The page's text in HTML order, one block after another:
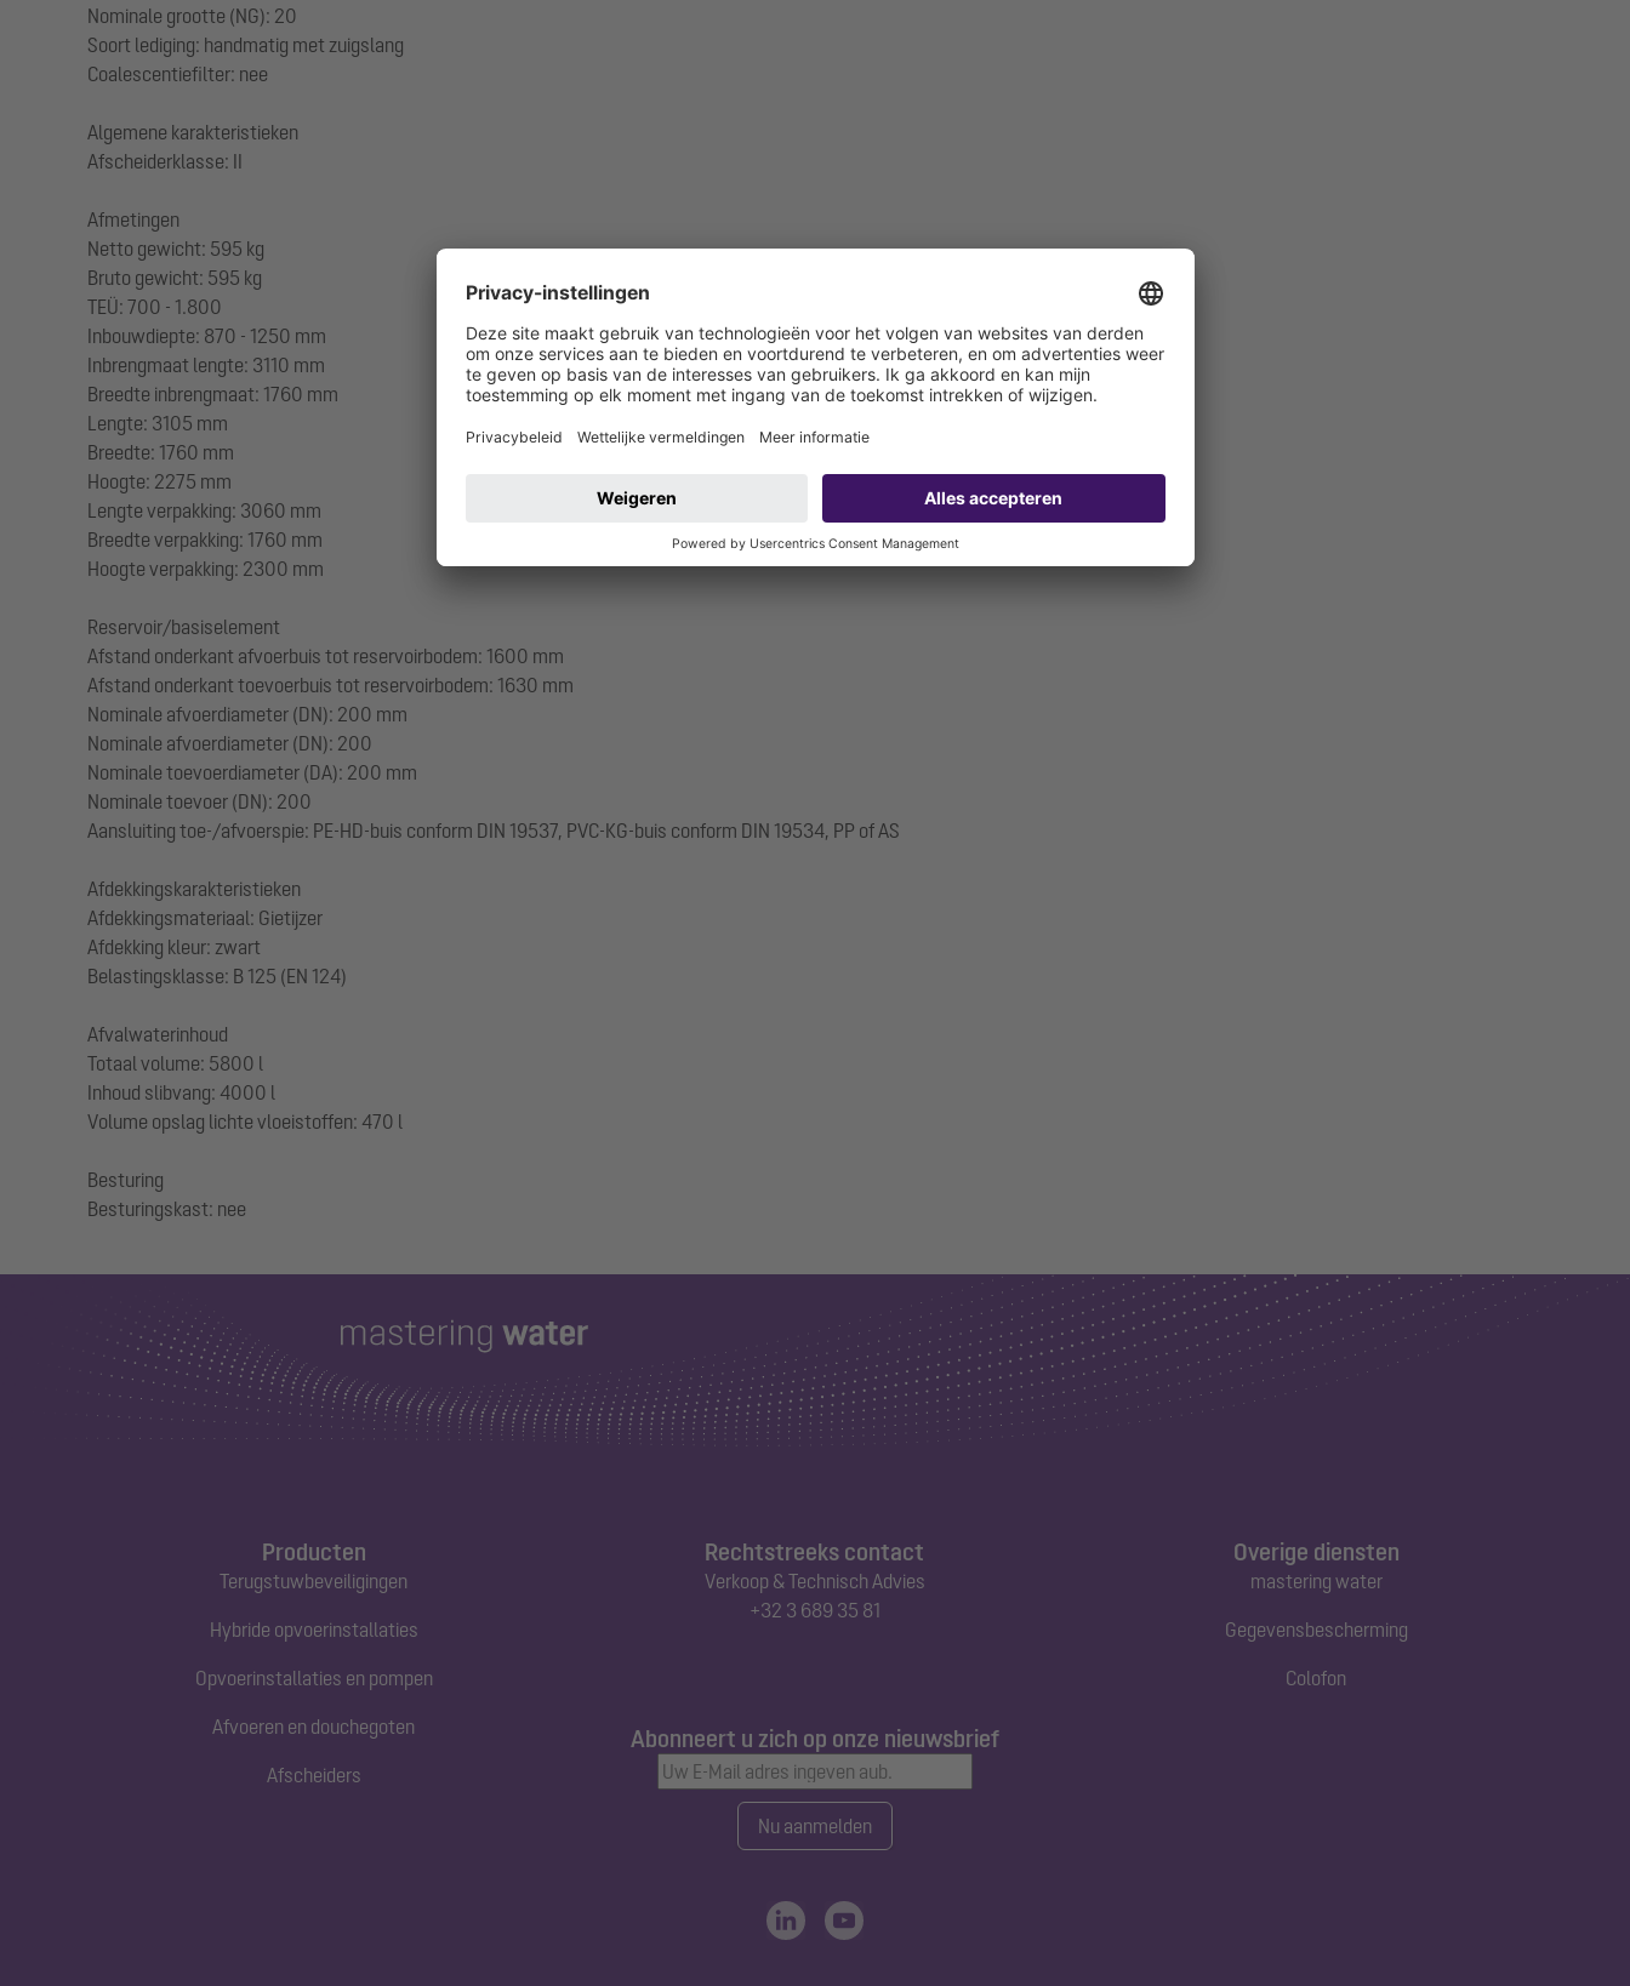
Nominale grootte (NG): 20
Soort lediging: handmatig met zuigslang
Coalescentiefilter: nee
Algemene karakteristieken
Afscheiderklasse: II
Afmetingen
Netto gewicht: 595 kg
Bruto gewicht: 595 kg
TEÜ: 700 - 1.800
Inbouwdiepte: 870 - 1250 mm
Inbrengmaat lengte: 3110 mm
Breedte inbrengmaat: 1760 mm
Lengte: 3105 mm
Breedte: 1760 mm
Hoogte: 2275 mm
Lengte verpakking: 3060 mm
Breedte verpakking: 1760 mm
Hoogte verpakking: 2300 mm
Reservoir/basiselement
Afstand onderkant afvoerbuis tot reservoirbodem: 1600 mm
Afstand onderkant toevoerbuis tot reservoirbodem: 1630 mm
Nominale afvoerdiameter (DN): 200 mm
Nominale afvoerdiameter (DN): 200
Nominale toevoerdiameter (DA): 200 mm
Nominale toevoer (DN): 200
Aansluiting toe-/afvoerspie: PE-HD-buis conform DIN 19537, PVC-KG-buis conform DIN 19534, PP of AS
Afdekkingskarakteristieken
Afdekkingsmateriaal: Gietijzer
Afdekking kleur: zwart
Belastingsklasse: B 125 (EN 124)
Afvalwaterinhoud
Totaal volume: 5800 l
Inhoud slibvang: 4000 l
Volume opslag lichte vloeistoffen: 470 l
Besturing
Producten
Terugstuwbeveiligingen
Hybride opvoerinstallaties
Opvoerinstallaties en pompen
Afvoeren en douchegoten
Afscheiders
Rechtstreeks contact
Verkoop & Technisch Advies
+32 3 689 35 81
Abonneert u zich op onze nieuwsbrief
Nu aanmelden
Overige diensten
mastering water
Gegevensbescherming
Colofon